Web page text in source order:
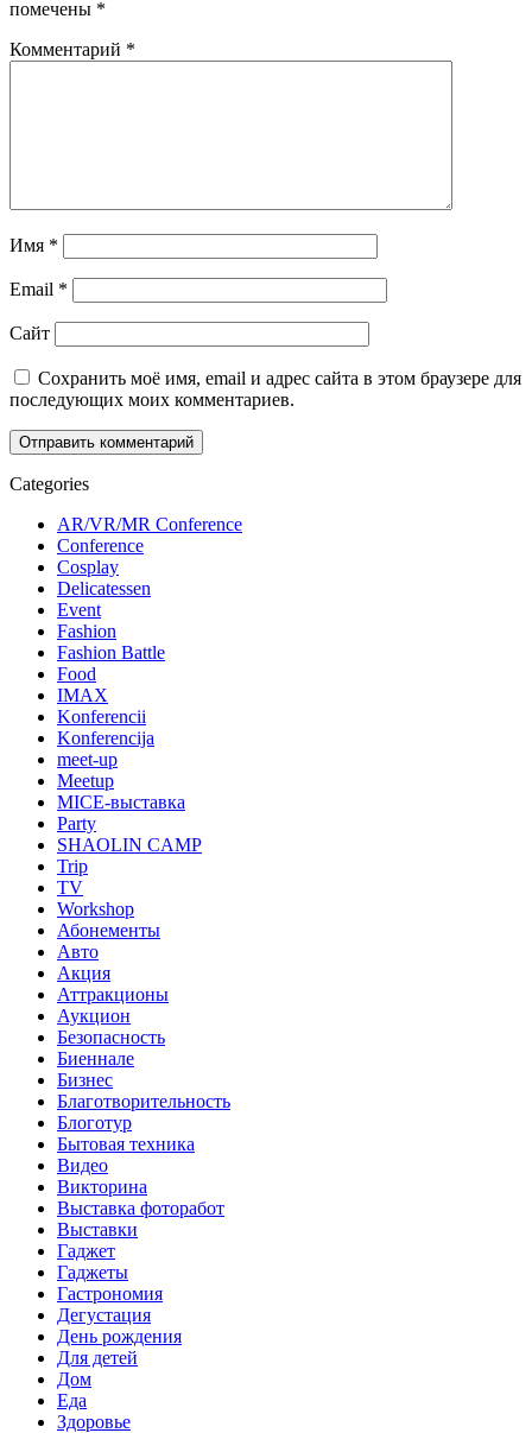
помечены *
Комментарий *
Имя *
Email *
Сайт
Сохранить моё имя, email и адрес сайта в этом браузере для
последующих моих комментариев.
Categories
AR/VR/MR Conference
Conference
Cosplay
Delicatessen
Event
Fashion
Fashion Battle
Food
IMAX
Konferencii
Konferencija
meet-up
Meetup
MICE-выставка
Party
SHAOLIN CAMP
Trip
TV
Workshop
Абонементы
Авто
Акция
Аттракционы
Аукцион
Безопасность
Биеннале
Бизнес
Благотворительность
Блоготур
Бытовая техника
Видео
Викторина
Выставка фоторабот
Выставки
Гаджет
Гаджеты
Гастрономия
Дегустация
День рождения
Для детей
Дом
Еда
Здоровье